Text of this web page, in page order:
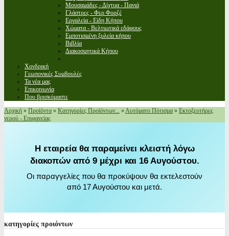
Μουσαμάδες - Δίχτυα - Πανιά
Γλάστρες - Φερ Φορζέ
Εργαλεία - Είδη Κήπου
Χώματα - Βελτιωτικά εδάφους
Εμποτισμένη ξυλεία κήπου
Βιβλία
Διακοσμητικά Κήπου
Χονδρική
Γεωπονικές Συμβουλές
Τα νέα μας
Επικοινωνία
Που βρισκόμαστε
Αρχική » Προϊόντα » Κατηγορίες Προϊόντων... »Αυτόματο Πότισμα » Εκτοξευτήρες
νερού - Επιφανείας
Η εταιρεία θα παραμείνει κλειστή λόγω
διακοπών από 9 μέχρι και 16 Αυγούστου.
Οι παραγγελίες που θα προκύψουν θα εκτελεστούν
από 17 Αυγούστου και μετά.
κατηγορίες προιόντων